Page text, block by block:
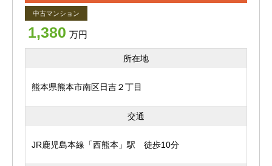
キッチンはリフォーム履歴があり、食洗機付きのシステム
キッチンを完備。
三口IHクッキングヒーターで調理もしやすく、毎日使う場
ガス基本料金がかからないため光熱費の管理がしやすく、
火を使わないため、小さなお子さまやご年配の方がいるご
中古マンション
1,380 万円
所在地
熊本県熊本市南区日吉２丁目
交通
JR鹿児島本線「西熊本」駅 徒歩10分